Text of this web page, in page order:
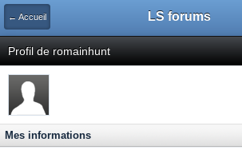
← Accueil LS forums
Profil de romainhunt
Mes informations